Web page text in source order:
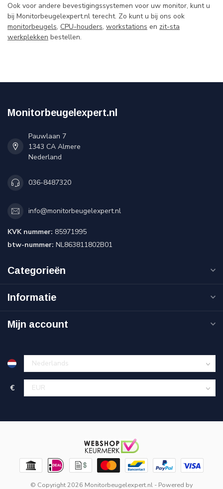
Ook voor andere bevestigingssystemen voor uw monitor, kunt u
bij Monitorbeugelexpert.nl terecht. Zo kunt u bij ons ook
monitorbeugels, CPU-houders, workstations en zit-sta
werkplekken bestellen.
Monitorbeugelexpert.nl
Pauwlaan 7
1343 CA Almere
Nederland
036-8487320
info@monitorbeugelexpert.nl
KVK nummer: 85971995
btw-nummer: NL863811802B01
Categorieën
Informatie
Mijn account
€
© Copyright 2026 Monitorbeugelexpert.nl - Powered by